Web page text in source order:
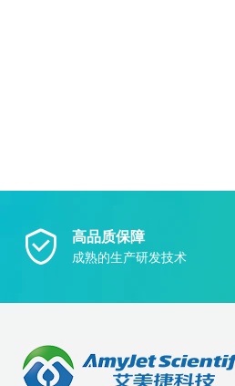
高品质保障
成熟的生产研发技术